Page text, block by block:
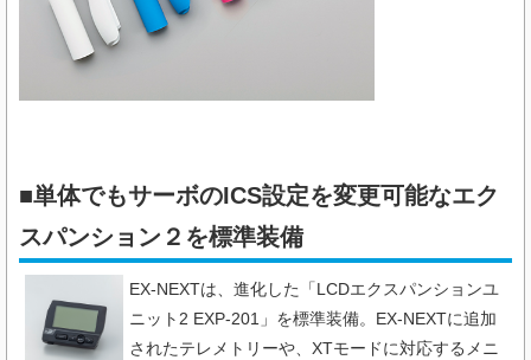
■単体でもサーボのICS設定を変更可能なエク
スパンション２​を標準装備
EX-NEXTは、進化した「LCDエクスパンションユ
ニット2 EXP-201」を標準装備。EX-NEXTに追加
されたテレメトリーや、XTモードに対応するメニ